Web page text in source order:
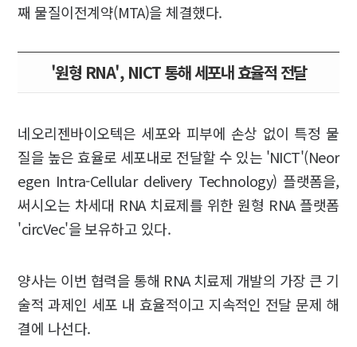
째 물질이전계약(MTA)을 체결했다.
'원형 RNA', NICT 통해 세포내 효율적 전달
네오리젠바이오텍은 세포와 피부에 손상 없이 특정 물
질을 높은 효율로 세포내로 전달할 수 있는 'NICT'(Neor
egen Intra-Cellular delivery Technology) 플랫폼을,
써시오는 차세대 RNA 치료제를 위한 원형 RNA 플랫폼
'circVec'을 보유하고 있다.
양사는 이번 협력을 통해 RNA 치료제 개발의 가장 큰 기
술적 과제인 세포 내 효율적이고 지속적인 전달 문제 해
결에 나선다.